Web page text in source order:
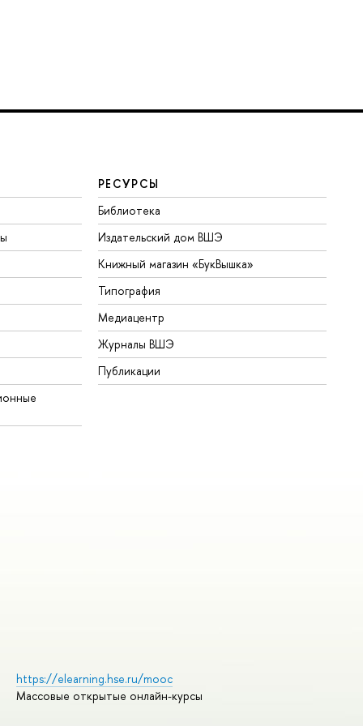
РЕСУРСЫ
Библиотека
Издательский дом ВШЭ
Книжный магазин «БукВышка»
Типография
Медиацентр
Журналы ВШЭ
Публикации
https://elearning.hse.ru/mooc
Массовые открытые онлайн-курсы